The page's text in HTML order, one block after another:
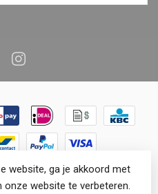
je niet als gast afrekenen,
website, ga je akkoord met
website te verbeteren.